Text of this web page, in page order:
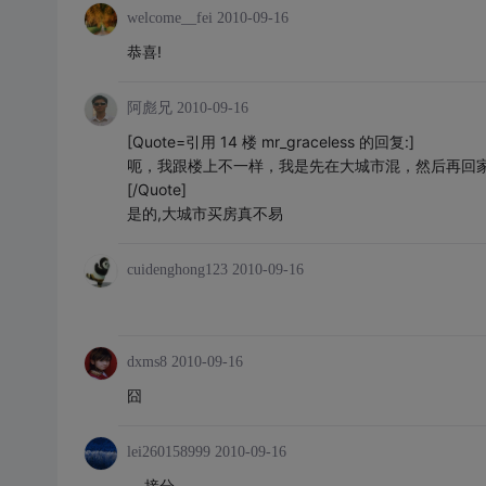
welcome__fei 2010-09-16
恭喜!
阿彪兄 2010-09-16
[Quote=引用 14 楼 mr_graceless 的回复:]
呃，我跟楼上不一样，我是先在大城市混，然后再回
[/Quote]
是的,大城市买房真不易
cuidenghong123 2010-09-16
dxms8 2010-09-16
囧
lei260158999 2010-09-16